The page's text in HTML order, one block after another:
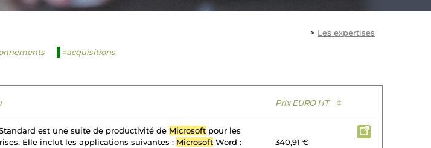
> Les expertises
=acquisitions
Prix EURO HT ↕
est une suite de productivité de Microsoft pour les
Elle inclut les applications suivantes : Microsoft Word :
340,91 €